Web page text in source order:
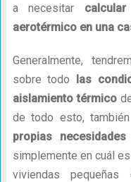
a necesitar
aerotérmico en una
Generalmente,
sobre todo las
aislamiento térmico
de todo esto,
propias necesidades
simplemente en cuál
viviendas